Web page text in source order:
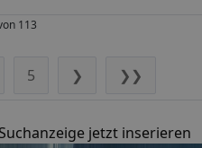
113
5 ❯ ❯❯
jetzt inserieren